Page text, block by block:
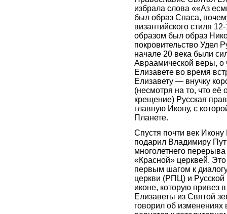
избрала слова ««Аз
был образ Спаса,
византийского стиля
образом был образ
покровительство Удел
начале 20 века были
Авраамической веры, о
Елизавете во время
Елизавету — внучку
(несмотря на то, что её
крещение) Русская
главную Икону, с
Планете.
Спустя почти век
подарил Владимиру
многолетнего
«Красной» церквей.
первым шагом к
церкви (РПЦ) и
иконе, которую привез
Елизаветы из Святой
говорил об изменениях